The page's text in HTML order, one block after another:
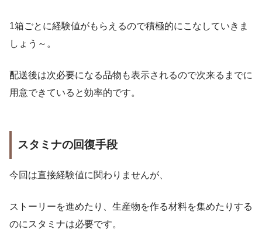
1箱ごとに経験値がもらえるので積極的にこなしていきま
しょう～。
配送後は次必要になる品物も表示されるので次来るまでに
用意できていると効率的です。
スタミナの回復手段
今回は直接経験値に関わりませんが、
ストーリーを進めたり、生産物を作る材料を集めたりする
のにスタミナは必要です。